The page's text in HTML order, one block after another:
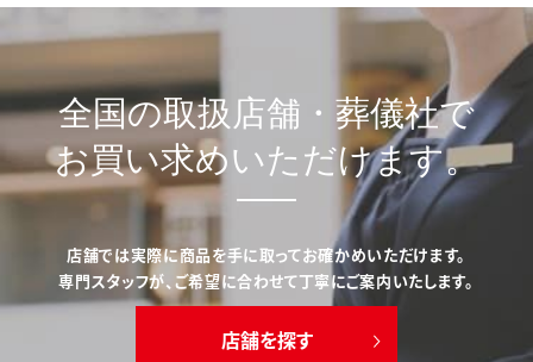
全国の取扱店舗・葬儀社で
お買い求めいただけます。
店舗では実際に商品を手に取ってお確かめいただけます。
専門スタッフが、ご希望に合わせて丁寧にご案内いたします。
店舗を探す